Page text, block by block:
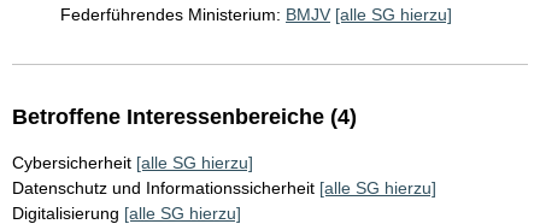
Federführendes Ministerium: BMJV [alle SG hierzu]
Betroffene Interessenbereiche (4)
Cybersicherheit [alle SG hierzu]
Datenschutz und Informationssicherheit [alle SG hierzu]
Digitalisierung [alle SG hierzu]